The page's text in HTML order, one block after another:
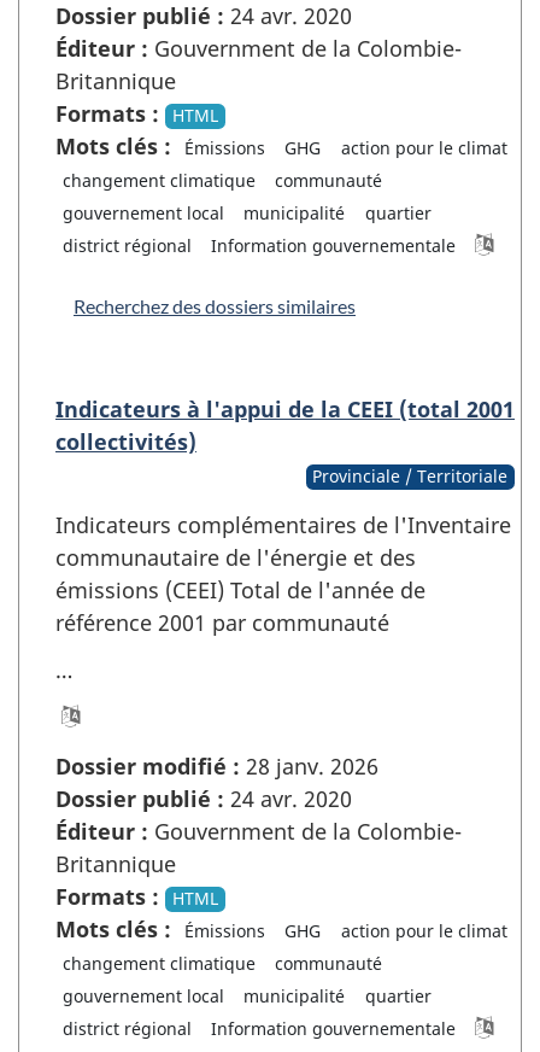
Dossier publié : 24 avr. 2020
Éditeur : Gouvernment de la Colombie-
Britannique
Formats :
HTML
Mots clés : Émissions GHG
action pour le climat
changement climatique
communauté
gouvernement local
municipalité
quartier
district régional
Information gouvernementale
Recherchez des dossiers similaires
Indicateurs à l'appui de la CEEI (total 2001
collectivités)
Provinciale / Territoriale
Indicateurs complémentaires de l'Inventaire
communautaire de l'énergie et des
émissions (CEEI) Total de l'année de
référence 2001 par communauté
…
Dossier modifié : 28 janv. 2026
Dossier publié : 24 avr. 2020
Éditeur : Gouvernment de la Colombie-
Britannique
Formats :
HTML
Mots clés : Émissions GHG
action pour le climat
changement climatique
communauté
gouvernement local
municipalité
quartier
district régional
Information gouvernementale